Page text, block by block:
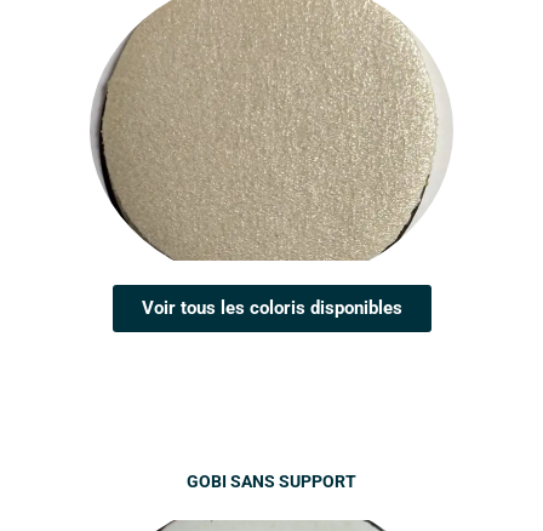
Voir tous les coloris disponibles
GOBI SANS SUPPORT